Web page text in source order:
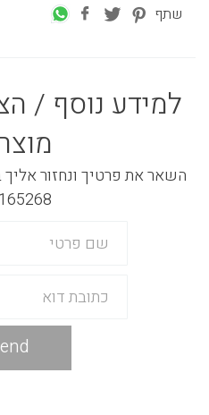
שתף
למידע נוסף /
השאר את פרטיך ונחזור